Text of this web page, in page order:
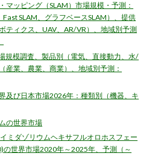
マッピング（SLAM）市場規模・予測：
Fast SLAM、グラフベースSLAM）、提供
ティクス、UAV、AR/VR）、地域別予測
規模調査、製品別（電気、直接動力、水/
産業、農業、商業）、地域別予測：
及び日本市場2026年：種類別（機器、キ
の世界市場
ミダゾリウムヘキサフルオロホスフェー
の世界市場2020年～2025年、予測（～